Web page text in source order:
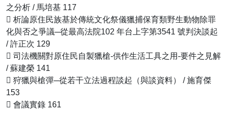
之分析 / 馬培基 117
􀁺 析論原住民族基於傳統文化祭儀獵捕保育類野生動物除罪
化與否之爭議─從最高法院102 年台上字第3541 號判決談起
/ 許正次 129
􀁺 司法機關對原住民自製獵槍-供作生活工具之用-要件之見解
/ 蘇建榮 141
􀁺 狩獵與槍彈─從若干立法過程談起（與談資料） / 施育傑
153
􀁺 會議實錄 161